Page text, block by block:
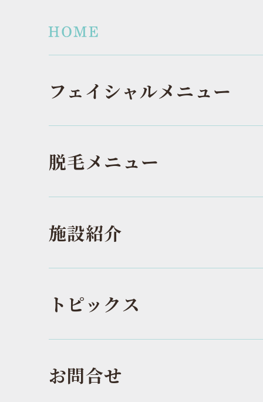
フェイシャルメニュー
脱毛メニュー
施設紹介
トピックス
お問合せ